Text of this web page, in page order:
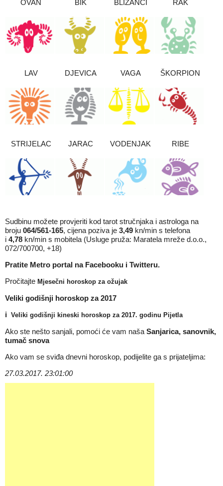
OVAN
BIK BLIZANCI RAK
LAV DJEVICA VAGA ŠKORPION
STRIJELAC JARAC VODENJAK RIBE
Sudbinu možete provjeriti kod tarot stručnjaka i astrologa na
broju 064/561-165, cijena poziva je 3,49 kn/min s telefona
i 4,78 kn/min s mobitela (Usluge pruža: Maratela mreže d.o.o.,
072/700700, +18)
Pratite Metro portal na Facebooku i Twitteru.
Pročitajte Mjesečni horoskop za ožujak
Veliki godišnji horoskop za 2017
i Veliki godišnji kineski horoskop za 2017. godinu Pijetla
Ako ste nešto sanjali, pomoći će vam naša Sanjarica, sanovnik,
tumač snova
Ako vam se sviđa dnevni horoskop, podijelite ga s prijateljima:
27.03.2017. 23:01:00